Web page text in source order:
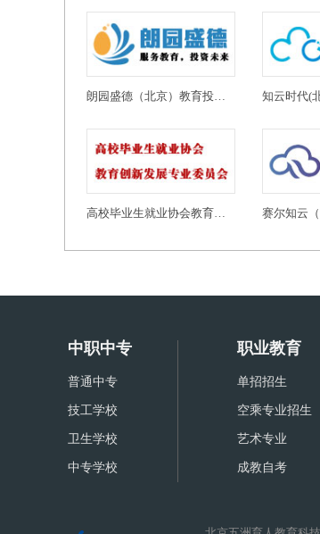
朗园盛德（北京）教育投资有限公司
中职中专
普通中专
技工学校
卫生学校
中专学校
职业教育
单招招生
空乘专业招生
艺术专业
成教自考